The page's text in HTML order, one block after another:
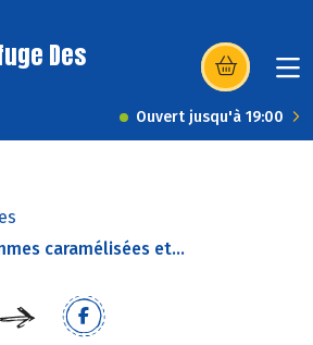
Des
(s’ouvre dans
Ouvert jusqu'à 19:00
caramélisées et...